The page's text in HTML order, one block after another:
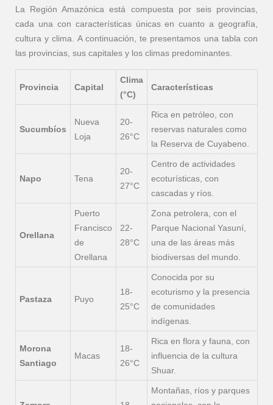
La Región Amazónica está compuesta por seis provincias,
cada una con características únicas en cuanto a geografía,
cultura y clima. A continuación, te presentamos una tabla con
las provincias, sus capitales y los climas predominantes.
Provincia Capital
Clima
(°C)
Características
Sucumbíos
Nueva
Loja
20-
26°C
Rica en petróleo, con
reservas naturales como
la Reserva de Cuyabeno.
Napo Tena
20-
27°C
Centro de actividades
ecoturísticas, con
cascadas y ríos.
Orellana
Puerto
Francisco
de
Orellana
22-
28°C
Zona petrolera, con el
Parque Nacional Yasuní,
una de las áreas más
biodiversas del mundo.
Pastaza Puyo
18-
25°C
Conocida por su
ecoturismo y la presencia
de comunidades
indígenas.
Morona
Santiago
Macas
18-
26°C
Rica en flora y fauna, con
influencia de la cultura
Shuar.
Montañas, ríos y parques